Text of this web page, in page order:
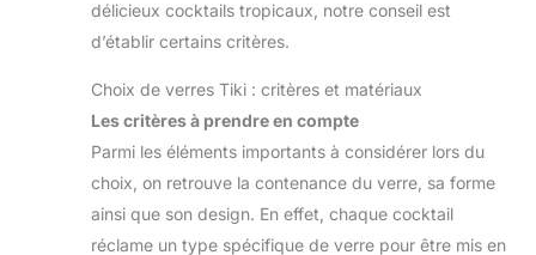
délicieux cocktails tropicaux, notre conseil est
d’établir certains critères.
Choix de verres Tiki : critères et matériaux
Les critères à prendre en compte
Parmi les éléments importants à considérer lors du
choix, on retrouve la contenance du verre, sa forme
ainsi que son design. En effet, chaque cocktail
réclame un type spécifique de verre pour être mis en